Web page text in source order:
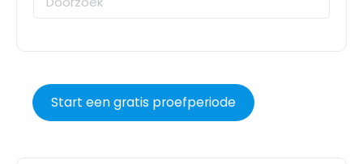
Start een gratis proefperiode